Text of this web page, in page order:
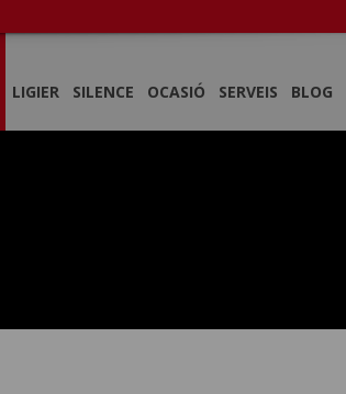
LIGIER SILENCE OCASIÓ SERVEIS BLOG